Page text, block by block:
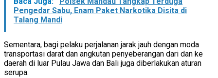
Pengedar Sabu, Enam Paket Narkotika Disita di
Talang Mandi
Sementara, bagi pelaku perjalanan jarak jauh dengan moda
transportasi darat dan angkutan penyeberangan dari dan ke
daerah di luar Pulau Jawa dan Bali juga diberlakukan aturan
serupa.